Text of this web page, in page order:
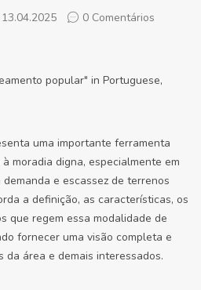
13.04.2025 0 Comentários
popular" in Portuguese,
uma importante ferramenta
moradia digna, especialmente em
e escassez de terrenos
a definição, as características, os
que regem essa modalidade de
fornecer uma visão completa e
área e demais interessados.